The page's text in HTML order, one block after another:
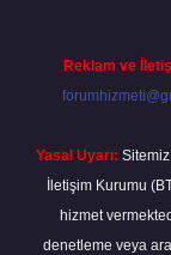
Reklam ve
Yasal Uyarı:
İletişim Kurumu
hizmet
denetleme veya